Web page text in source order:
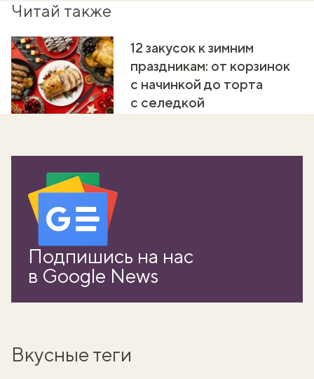
Читай также
12 закусок к зимним
праздникам: от корзинок
с начинкой до торта
с селедкой
Подпишись на нас
в Google News
Вкусные теги